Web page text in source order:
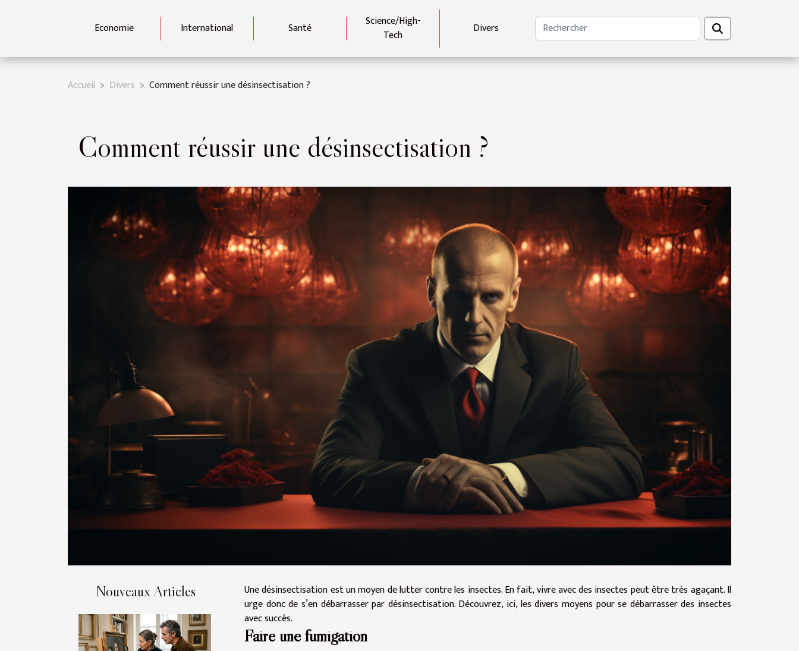
Economie International Santé
Science/High-
Tech
Divers
Accueil Divers Comment réussir une désinsectisation ?
Comment réussir une désinsectisation ?
Nouveaux Articles
Une désinsectisation est un moyen de lutter contre les insectes. En fait, vivre avec des insectes peut être très agaçant. Il
urge donc de s’en débarrasser par désinsectisation. Découvrez, ici, les divers moyens pour se débarrasser des insectes
avec succès.
Faire une fumigation